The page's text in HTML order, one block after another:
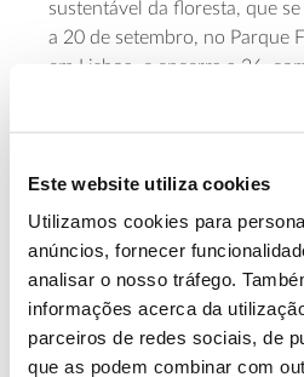
Este website utiliza cookies
Utilizamos cookies para
anúncios, fornecer
analisar o nosso tráfego.
informações acerca da
parceiros de redes sociais, de
que as podem combinar com
sustentável da floresta, que
a 20 de setembro, no Parque
em Lisboa, e encerra a 26,
na Companhia das Lezírias,
Saber mais
13.07.2026
Genoma do priolo e de